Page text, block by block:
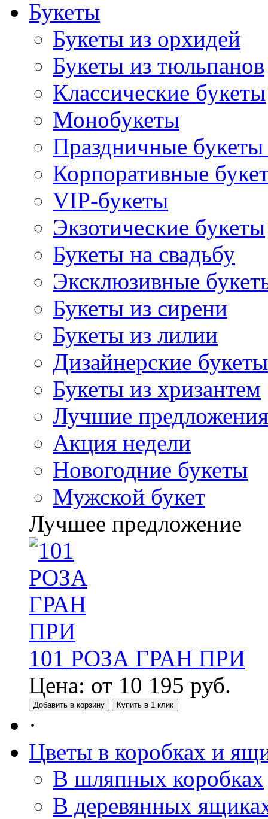
Букеты
Букеты из орхидей
Букеты из тюльпанов
Классические букеты
Монобукеты
Праздничные букеты
Корпоративные
VIP-букеты
Экзотические букеты
Букеты на свадьбу
Эксклюзивные
Букеты из сирени
Букеты из лилии
Дизайнерские
Букеты из хризантем
Лучшие предложения
Акция недели
Новогодние букеты
Мужской букет
Лучшее предложение
101 РОЗА ГРАН ПРИ
Цена: от 10 195 руб.
Добавить в корзину Купить в 1 клик
·
Цветы в коробках и
В шляпных коробках
В деревянных